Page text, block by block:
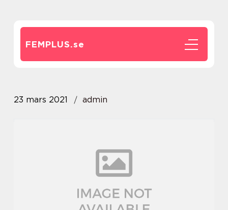
FEMPLUS.se
23 mars 2021 admin